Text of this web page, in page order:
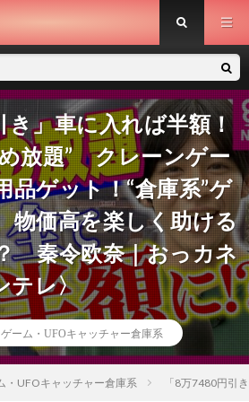
き」車に入れば半額！
放題” クレーンゲー
品ゲット！“倉庫系”ゲ
価高を楽しく助ける
秦令欧奈｜おっカネ
テレ〉
ーム・UFOキャッチャー倉庫系
・UFOキャッチャー倉庫系 「8万7480円引